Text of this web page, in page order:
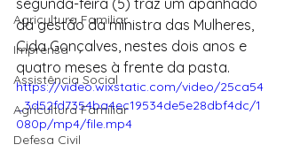
Agricultura Familiar
Imprensa
Assistência Social
Agricultura Familiar
Defesa Civil
segunda-feira (5) traz um apanhado
da gestão da ministra das Mulheres,
Cida Gonçalves, nestes dois anos e
quatro meses à frente da pasta.
https://video.wixstatic.com/video/25ca54
_3d52fd7354ba4ec19534de5e28dbf4dc/1
080p/mp4/file.mp4